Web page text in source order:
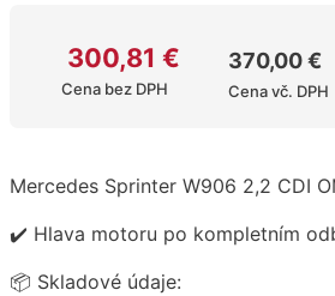
300,81 €
Cena bez DPH
370,00€
Cena vč. DPH
Mercedes Sprinter W906 2,2 CDI
✔️ Hlava motoru po kompletním
📦 Skladové údaje: